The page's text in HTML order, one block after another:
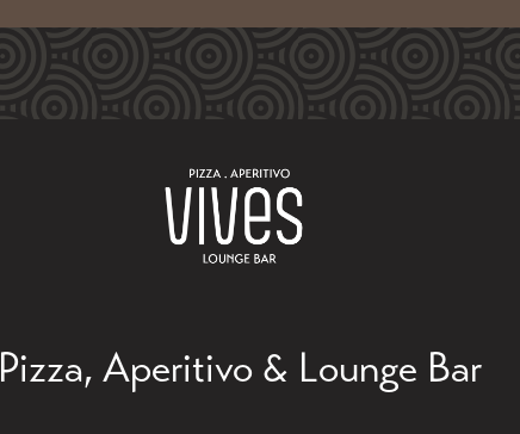
Pizza, Aperitivo & Lounge Bar